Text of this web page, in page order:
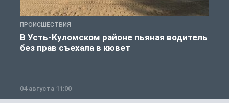
ПРОИСШЕСТВИЯ
В Усть-Куломском районе пьяная водитель
без прав съехала в кювет
04 августа 11:00